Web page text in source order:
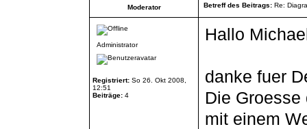
Moderator Betreff des Beitrags: Re:
Administrator
Registriert: So 26. Okt 2008,
12:51
Beiträge: 4
Hallo
danke fuer
Die
mit einem